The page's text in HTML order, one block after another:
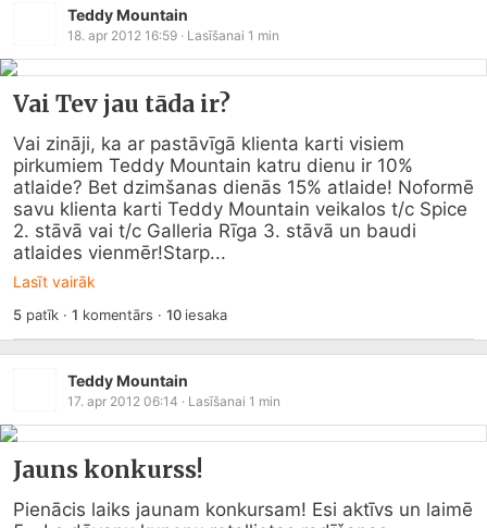
Teddy Mountain
18. apr 2012 16:59 · Lasīšanai 1 min
Vai Tev jau tāda ir?
Vai zināji, ka ar pastāvīgā klienta karti visiem
pirkumiem Teddy Mountain katru dienu ir 10%
atlaide? Bet dzimšanas dienās 15% atlaide! Noformē
savu klienta karti Teddy Mountain veikalos t/c Spice
2. stāvā vai t/c Galleria Rīga 3. stāvā un baudi
atlaides vienmēr!Starp...
Lasīt vairāk
5patīk ·1 komentārs · 10iesaka
Teddy Mountain
17. apr 2012 06:14 · Lasīšanai 1 min
Jauns konkurss!
Pienācis laiks jaunam konkursam! Esi aktīvs un laimē